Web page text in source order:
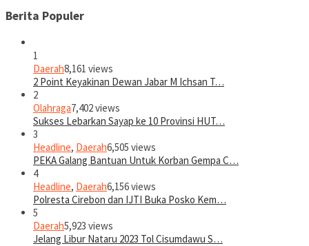
Berita Populer
1
Daerah8,161 views
2 Point Keyakinan Dewan Jabar M Ichsan T…
2
Olahraga7,402 views
Sukses Lebarkan Sayap ke 10 Provinsi HUT…
3
Headline, Daerah6,505 views
PEKA Galang Bantuan Untuk Korban Gempa C…
4
Headline, Daerah6,156 views
Polresta Cirebon dan IJTI Buka Posko Kem…
5
Daerah5,923 views
Jelang Libur Nataru 2023 Tol Cisumdawu S…